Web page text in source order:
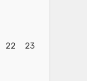
22 23